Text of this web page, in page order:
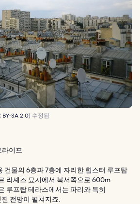
BY-SA 2.0) 수정됨
라이프
건물의 6층과 7층에 자리한 힙스터 루프탑
라셰즈 묘지에서 북서쪽으로 600m
루프탑 테라스에서는 파리와 특히
전망이 펼쳐지죠.